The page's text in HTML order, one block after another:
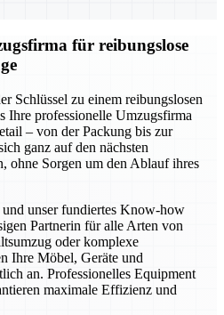
für reibungslose
Schlüssel zu einem reibungslosen
Ihre professionelle Umzugsfirma
– von der Packung bis zur
ganz auf den nächsten
ohne Sorgen um den Ablauf ihres
unser fundiertes Know-how
Partnerin für alle Arten von
oder komplexe
Ihre Möbel, Geräte und
an. Professionelles Equipment
maximale Effizienz und